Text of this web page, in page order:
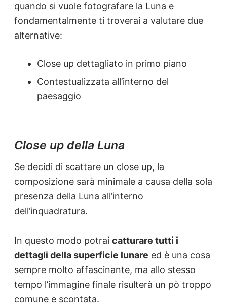
quando si vuole fotografare la Luna e
fondamentalmente ti troverai a valutare due
alternative:
Close up dettagliato in primo piano
Contestualizzata all’interno del
paesaggio
Close up della Luna
Se decidi di scattare un close up, la
composizione sarà minimale a causa della sola
presenza della Luna all’interno
dell’inquadratura.
In questo modo potrai catturare tutti i
dettagli della superficie lunare ed è una cosa
sempre molto affascinante, ma allo stesso
tempo l’immagine finale risulterà un pò troppo
comune e scontata.